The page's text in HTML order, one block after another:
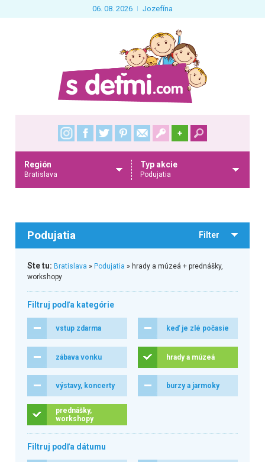
06. 08. 2026 Jozefína
+
Región
Bratislava
Typ akcie
Podujatia
Podujatia Filter
Ste tu: Bratislava » Podujatia » hrady a múzeá + prednášky,
workshopy
Filtruj podľa kategórie
vstup zdarma keď je zlé počasie
zábava vonku hrady a múzeá
výstavy, koncerty burzy a jarmoky
prednášky,
workshopy
Filtruj podľa dátumu